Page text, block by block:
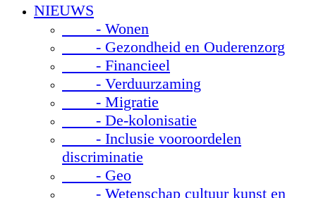
NIEUWS
- Wonen
- Gezondheid en Ouderenzorg
- Financieel
- Verduurzaming
- Migratie
- De-kolonisatie
- Inclusie vooroordelen
discriminatie
- Geo
- Wetenschap cultuur kunst en